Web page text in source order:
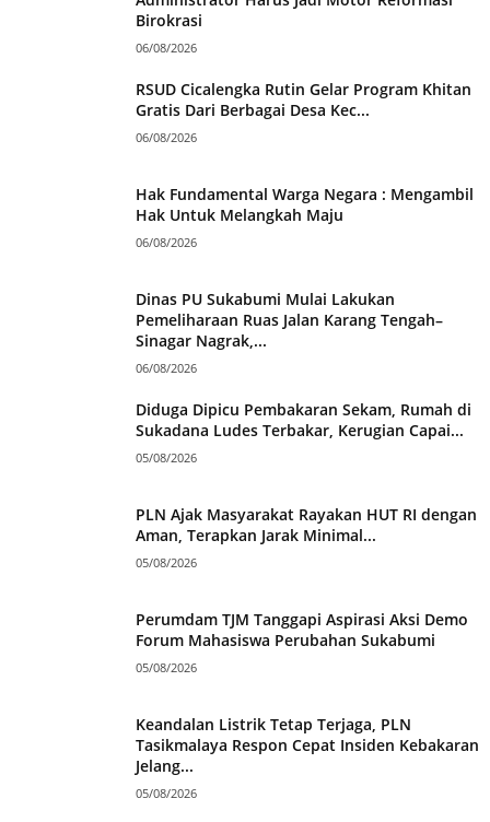
Birokrasi
06/08/2026
RSUD Cicalengka Rutin Gelar Program Khitan
Gratis Dari Berbagai Desa Kec...
06/08/2026
Hak Fundamental Warga Negara : Mengambil
Hak Untuk Melangkah Maju
06/08/2026
Dinas PU Sukabumi Mulai Lakukan
Pemeliharaan Ruas Jalan Karang Tengah–
Sinagar Nagrak,...
06/08/2026
Diduga Dipicu Pembakaran Sekam, Rumah di
Sukadana Ludes Terbakar, Kerugian Capai...
05/08/2026
PLN Ajak Masyarakat Rayakan HUT RI dengan
Aman, Terapkan Jarak Minimal...
05/08/2026
Perumdam TJM Tanggapi Aspirasi Aksi Demo
Forum Mahasiswa Perubahan Sukabumi
05/08/2026
Keandalan Listrik Tetap Terjaga, PLN
Tasikmalaya Respon Cepat Insiden Kebakaran
Jelang...
05/08/2026